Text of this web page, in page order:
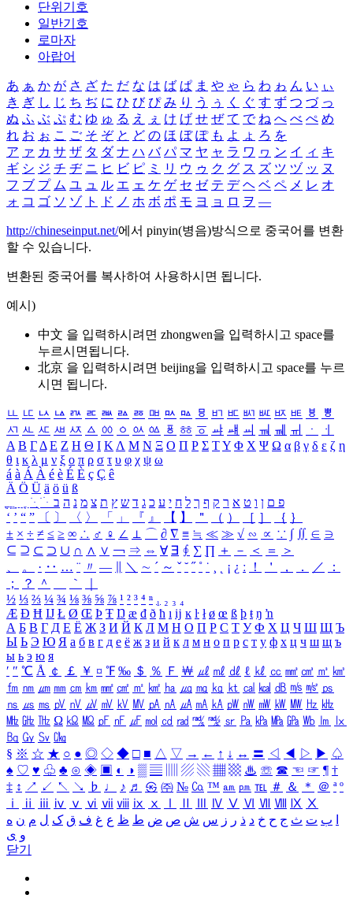
단위기호
일반기호
로마자
아랍어
あ ぁ か が さ ざ た だ な は ば ぱ ま や ゃ ら わ ゎ ん い ぃ
き ぎ し じ ち ぢ に ひ び ぴ み り う ぅ く ぐ す ず つ づ っ
ぬ ふ ぶ ぷ む ゆ ゅ る え ぇ け げ せ ぜ て で ね へ べ ぺ め
れ お ぉ こ ご そ ぞ と ど の ほ ぼ ぽ も よ ょ ろ を
ア ァ カ サ ザ タ ダ ナ ハ バ パ マ ヤ ャ ラ ワ ヮ ン イ ィ キ
ギ シ ジ チ ヂ ニ ヒ ビ ピ ミ リ ウ ゥ ク グ ス ズ ツ ヅ ッ ヌ
フ ブ プ ム ユ ュ ル エ ェ ケ ゲ セ ゼ テ デ ヘ ベ ペ メ レ オ
ォ コ ゴ ソ ゾ ト ド ノ ホ ボ ポ モ ヨ ョ ロ ヲ ―
http://chineseinput.net/에서 pinyin(병음)방식으로 중국어를 변환
할 수 있습니다.
변환된 중국어를 복사하여 사용하시면 됩니다.
예시)
中文 을 입력하시려면 zhongwen을 입력하시고 space를
누르시면됩니다.
北京 을 입력하시려면 beijing을 입력하시고 space를 누르
시면 됩니다.
ㅥ ㅦ ㅧ ㅨ ㅩ ㅪ ㅫ ㅬ ㅭ ㅮ ㅯ ㅰ ㅱ ㅲ ㅳ ㅴ ㅵ ㅶ ㅷ ㅸ
ㅹ
ㅺ ㅻ ㅼ ㅽ ㅾ ㅿ ㆀ ㆁ ㆂ ㆃ ㆄ ㆅ ㆆ ㆇ ㆈ ㆉ ㆊ ㆋ ㆌ ㆍ
ㆎ
Α Β ΓΔ Ε Ζ Η Θ Ι ΚΛ Μ Ν Ξ Ο Π Ρ Σ ΤΥ Φ Χ Ψ Ω α β γ δ ε ζ η
θ ι κ λ μ ν ξ ο π ρ σ τ υ φ χ ψ ω
á à Á À é è É È ç Ç ê
Ä Ö Ü ä ö ü ß
ִֶֹ ֻּ ׁׂ פ ם ן ו ט א ר ק ף ך ל ח י ע כ ג ד ש ץ ת צ מ נ ה ב
‘ ’ “ ” 〔 〕 〈 〉 「 」 『 』 【 】 ＂ （ ） ［ ］ ｛ ｝
± × ÷ ≠ ≤ ≥ ∞ ∴ ♂ ♀ ∠ ⊥ ⌒ ∂ ∇ ≡ ≒ ≪ ≫ √ ∽ ∝ ∵ ∫ ∬ ∈ ∋
⊆ ⊇ ⊂ ⊃ ∪ ∩ ∧ ∨ ￢ ⇒ ⇔ ∀ ∃ ∮ ∑ ∏ ＋ － ＜ ＝
＞
、
。 · ‥ … ¨ 〃 ― ＼ ∼ ´ ～ ˇ ˘ ˝ ˚ ˙ ¸ ¡ ¿ ː ！ ＇ ， ． ／
：
；
？ ＾ ｀
½ ⅓ ⅔ ¼ ¾ ⅛ ⅜ ⅝ ⅞ ¹ ² ³ ⁴ ⁿ ₁ ₂ ₃ ₄
Æ Ð Ħ Ĳ Ł Ø Œ Þ Ŧ Ŋ æ đ ð ħ ı ĳ ĸ ŀ ł ø œ ß þ ŧ ŋ ŉ
А Б В Г Д Е Ё Ж З И Й К Л М Н О П Р С Т У Ф Х Ц Ч Ш Щ Ъ
Ы Ь Э Ю Я а б в г д е ё ж з и й к л м н о п р с т у ф х ц ч ш щ ъ
ы ь э ю я
′ ″ ℃ Å ￠ ￡ ￥ ¤ ℉ ‰ ＄ ％ Ｆ ￦ ㎕ ㎖ ㎗ ℓ ㎘ ㏄ ㎣ ㎤ ㎥ ㎦
㎙ ㎚ ㎛ ㎜ ㎝ ㎞ ㎟ ㎠ ㎡ ㎢ ㏊ ㎍ ㎎ ㎏ ㏏ ㎈ ㎉ ㏈ ㎧ ㎨ ㎰
㎱ ㎲ ㎳ ㎴ ㎵ ㎶ ㎷ ㎸ ㎹ ㎀ ㎁ ㎂ ㎃ ㎄ ㎺ ㎻ ㎽ ㎾ ㎿ ㎐ ㎑
㎒ ㎓ ㎔ Ω ㏀ ㏁ ㎊ ㎋ ㎌ ㏖ ㏅ ㎭ ㎮ ㎯ ㏛ ㎩ ㎪ ㎫ ㎬ ㏝ ㏐
㏓
㏃ ㏉ ㏜ ㏆
§ ※ ☆ ★ ○ ● ◎ ◇ ◆ □ ■ △ ▽ → ← ↑ ↓ ↔ 〓 ◁ ◀ ▷ ▶ ♤
♠ ♡ ♥ ♧ ♣ ⊙ ◈ ▣ ◐ ◑ ▒ ▤ ▨ ▧ ▦ ▩ ♨ ☏ ☎ ☜ ☞ ¶ †
‡ ↕ ↗ ↙ ↖ ↘ ♭ ♩ ♪ ♬ ㉿ ㈜ № ㏇ ™ ㏂ ㏘ ℡ ＃ ＆ ＊ ＠ ª º
ⅰ
ⅱ ⅲ ⅳ ⅴ ⅵ ⅶ ⅷ ⅸ ⅹ Ⅳ Ⅴ Ⅵ Ⅶ Ⅷ Ⅸ Ⅹ
ب ت ث ج ح خ د ذ ر ز س ش ص ض ط ظ ع غ ف ق ک ل م ن ه
و ی
닫기